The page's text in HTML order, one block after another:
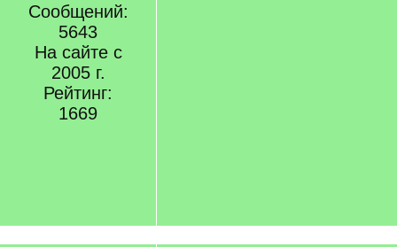
Сообщений:
5643
На сайте с
2005 г.
Рейтинг:
1669